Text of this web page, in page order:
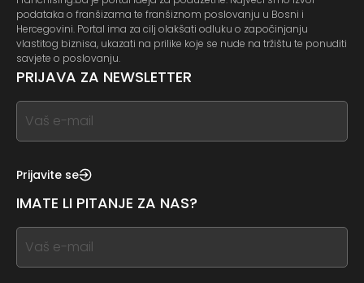
podataka o franšizama te franšiznom poslovanju u Bosni i
Hercegovini. Portal ima za cilj olakšati odluku o započinjanju
vlastitog biznisa, ukazati na prilike koje se nude na tržištu te ponuditi
savjete o poslovanju.
PRIJAVA ZA NEWSLETTER
If
you
this,
this
form
field
blank
Prijavite se
IMATE LI PITANJE ZA NAS?
If
you